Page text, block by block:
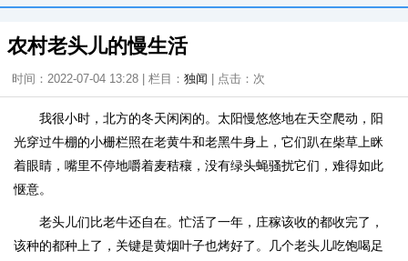
农村老头儿的慢生活
时间：2022-07-04 13:28 | 栏目： 独闻 | 点击： 次
我很小时，北方的冬天闲闲的。太阳慢悠悠地在天空爬动，阳
光穿过牛棚的小栅栏照在老黄牛和老黑牛身上，它们趴在柴草上眯
着眼睛，嘴里不停地嚼着麦秸穰，没有绿头蝇骚扰它们，难得如此
惬意。
老头儿们比老牛还自在。忙活了一年，庄稼该收的都收完了，
该种的都种上了，关键是黄烟叶子也烤好了。几个老头儿吃饱喝足